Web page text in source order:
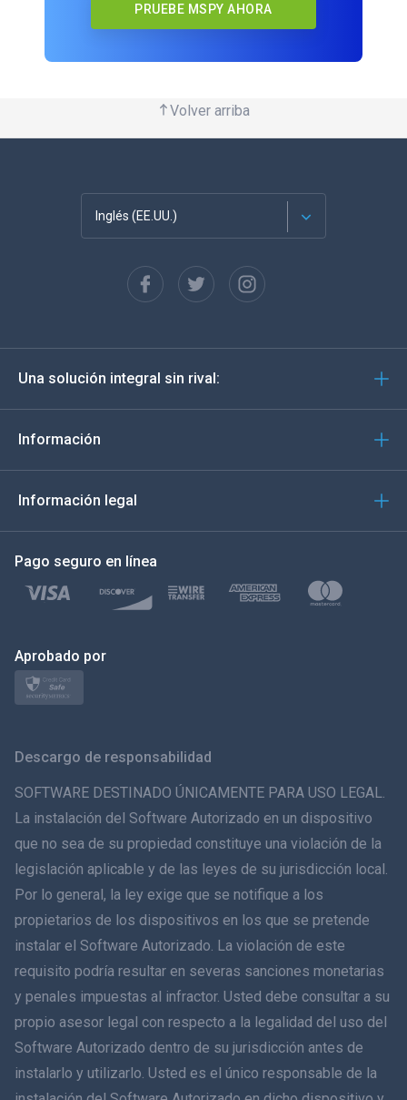
PRUEBE MSPY AHORA
Volver arriba
Inglés (EE.UU.)
English
Deutsch
Italiano
Türkçe
Polski
日本
ภาษาไทย
Dansk
हिंदी
עברית
Română
Ελληνικά
Una solución integral sin rival:
Información
Información legal
Pago seguro en línea
Aprobado por
Descargo de responsabilidad
SOFTWARE DESTINADO ÚNICAMENTE PARA USO LEGAL.
La instalación del Software Autorizado en un dispositivo
que no sea de su propiedad constituye una violación de la
legislación aplicable y de las leyes de su jurisdicción local.
Por lo general, la ley exige que se notifique a los
propietarios de los dispositivos en los que se pretende
instalar el Software Autorizado. La violación de este
requisito podría resultar en severas sanciones monetarias
y penales impuestas al infractor. Usted debe consultar a su
propio asesor legal con respecto a la legalidad del uso del
Software Autorizado dentro de su jurisdicción antes de
instalarlo y utilizarlo. Usted es el único responsable de la